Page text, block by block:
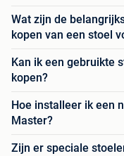
Wat zijn de
kopen van een stoel
Kan ik een gebruikte
kopen?
Hoe installeer ik een
Master?
Zijn er speciale